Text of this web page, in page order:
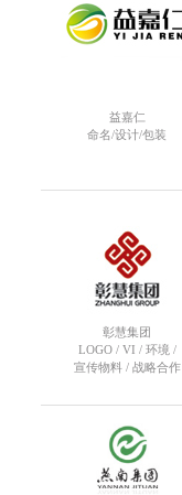
益嘉仁
命名/设计/包装
彰慧集团
LOGO / VI / 环境 /
宣传物料 / 战略合作